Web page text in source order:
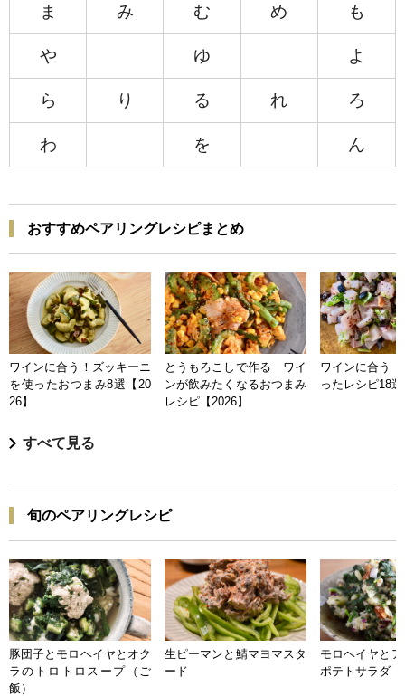
ま み む め も
や ゆ よ
ら り る れ ろ
わ を ん
おすすめペアリングレシピまとめ
ワインに合う！ズッキーニ
を使ったおつまみ8選【20
26】
とうもろこしで作る ワイ
ンが飲みたくなるおつまみ
レシピ【2026】
ワインに合う
ったレシピ18
すべて見る
旬のペアリングレシピ
豚団子とモロヘイヤとオク
ラのトロトロスープ（ご
飯）
生ピーマンと鯖マヨマスタ
ード
モロヘイヤと
ポテトサラダ